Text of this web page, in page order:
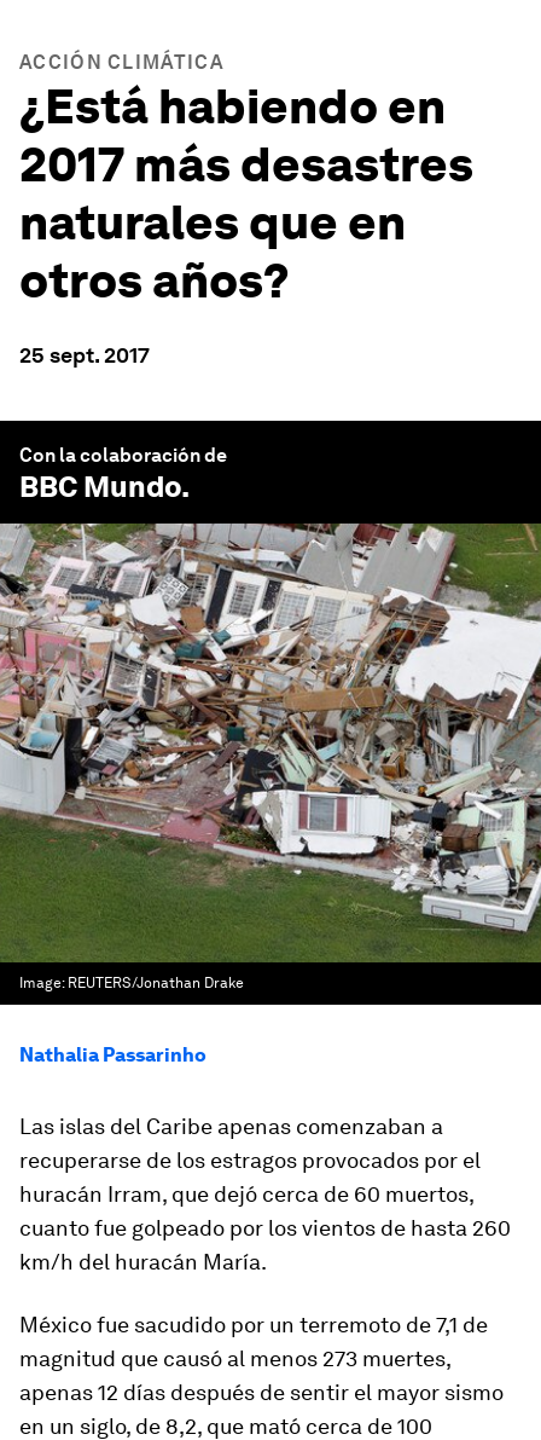
ACCIÓN CLIMÁTICA
¿Está habiendo en
2017 más desastres
naturales que en
otros años?
25 sept. 2017
Con la colaboración de
BBC Mundo.
Image: REUTERS/Jonathan Drake
Nathalia Passarinho
Las islas del Caribe apenas comenzaban a
recuperarse de los estragos provocados por el
huracán Irram, que dejó cerca de 60 muertos,
cuanto fue golpeado por los vientos de hasta 260
km/h del huracán María.
México fue sacudido por un terremoto de 7,1 de
magnitud que causó al menos 273 muertes,
apenas 12 días después de sentir el mayor sismo
en un siglo, de 8,2, que mató cerca de 100